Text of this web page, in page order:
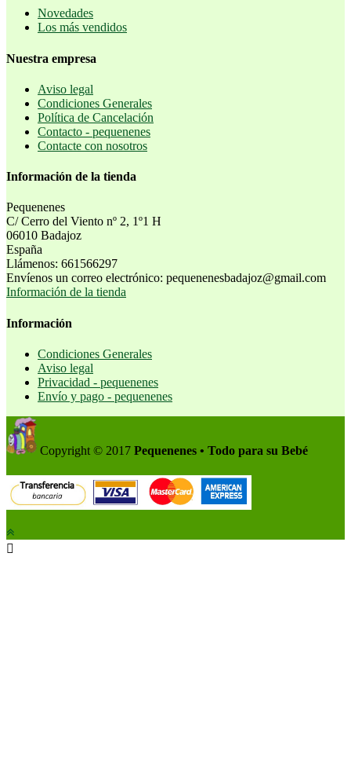
Novedades
Los más vendidos
Nuestra empresa
Aviso legal
Condiciones Generales
Política de Cancelación
Contacto - pequenenes
Contacte con nosotros
Información de la tienda
Pequenenes
C/ Cerro del Viento nº 2, 1º1 H
06010 Badajoz
España
Llámenos: 661566297
Envíenos un correo electrónico: pequenenesbadajoz@gmail.com
Información de la tienda
Información
Condiciones Generales
Aviso legal
Privacidad - pequenenes
Envío y pago - pequenenes
Copyright © 2017 Pequenenes • Todo para su Bebé
